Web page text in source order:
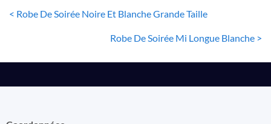
< Robe De Soirée Noire Et Blanche Grande Taille
Robe De Soirée Mi Longue Blanche >